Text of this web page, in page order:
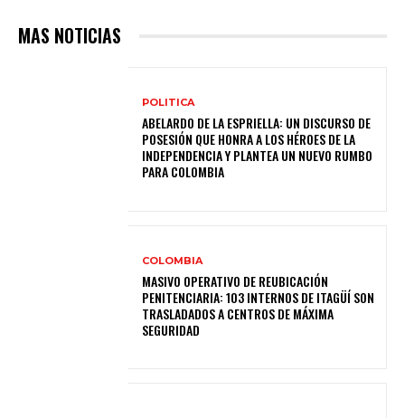
MAS NOTICIAS
POLITICA
ABELARDO DE LA ESPRIELLA: UN DISCURSO DE
POSESIÓN QUE HONRA A LOS HÉROES DE LA
INDEPENDENCIA Y PLANTEA UN NUEVO RUMBO
PARA COLOMBIA
COLOMBIA
MASIVO OPERATIVO DE REUBICACIÓN
PENITENCIARIA: 103 INTERNOS DE ITAGÜÍ SON
TRASLADADOS A CENTROS DE MÁXIMA
SEGURIDAD